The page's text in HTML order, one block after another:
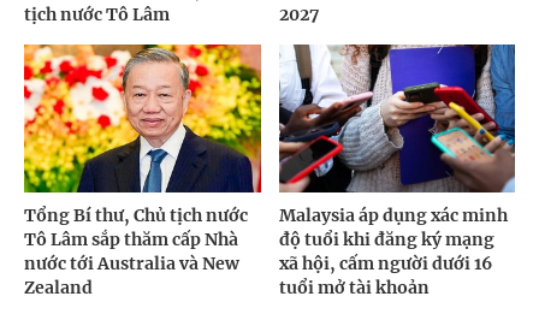
tịch nước Tô Lâm
2027
Tổng Bí thư, Chủ tịch nước
Tô Lâm sắp thăm cấp Nhà
nước tới Australia và New
Zealand
Malaysia áp dụng xác minh
độ tuổi khi đăng ký mạng
xã hội, cấm người dưới 16
tuổi mở tài khoản